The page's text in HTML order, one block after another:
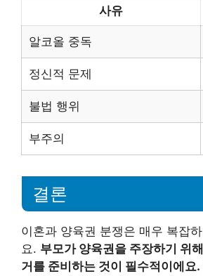
사유
알코올 중독
정신적 문제
불법 행위
부주의
결론
이혼과 양육권 분쟁은 매우 복잡
요. 부모가 양육권을 주장하기 위
거를 준비하는 것이 필수적이에요.